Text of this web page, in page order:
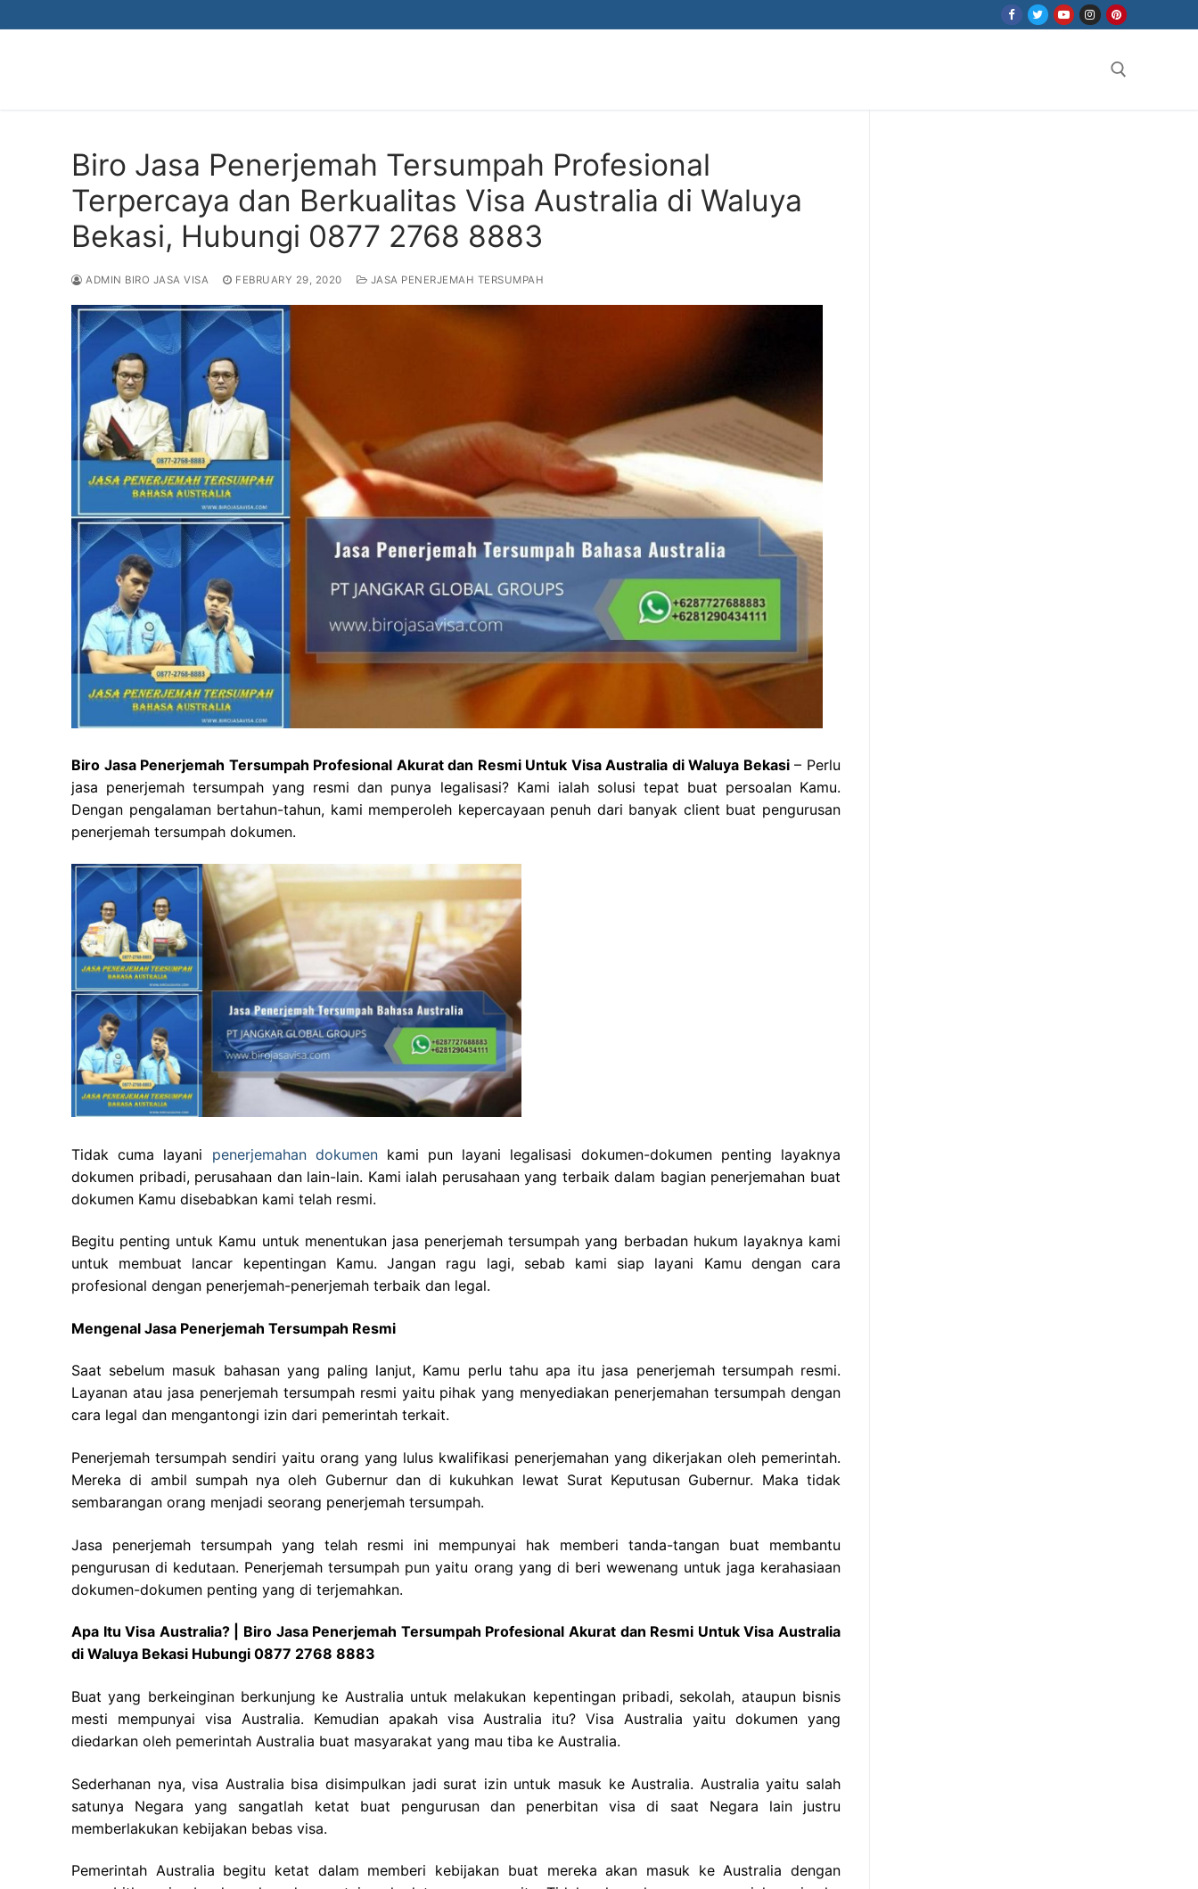
to
Biro Jasa Penerjemah Tersumpah Profesional
Terpercaya dan Berkualitas Visa Australia di Waluya
Bekasi, Hubungi 0877 2768 8883
ADMIN BIRO JASA VISA FEBRUARY 29, 2020 JASA PENERJEMAH TERSUMPAH
Biro Jasa Penerjemah Tersumpah Profesional Akurat dan Resmi Untuk Visa Australia di Waluya Bekasi– Perlu
jasa penerjemah tersumpah yang resmi dan punya legalisasi? Kami ialah solusi tepat buat persoalan Kamu.
Dengan pengalaman bertahun-tahun, kami memperoleh kepercayaan penuh dari banyak client buat pengurusan
penerjemah tersumpah dokumen.
Tidak cuma layani penerjemahan dokumenkami pun layani legalisasi dokumen-dokumen penting layaknya
dokumen pribadi, perusahaan dan lain-lain. Kami ialah perusahaan yang terbaik dalam bagian penerjemahan buat
dokumen Kamu disebabkan kami telah resmi.
Begitu penting untuk Kamu untuk menentukan jasa penerjemah tersumpah yang berbadan hukum layaknya kami
untuk membuat lancar kepentingan Kamu. Jangan ragu lagi, sebab kami siap layani Kamu dengan cara
profesional dengan penerjemah-penerjemah terbaik dan legal.
Mengenal Jasa Penerjemah Tersumpah Resmi
Saat sebelum masuk bahasan yang paling lanjut, Kamu perlu tahu apa itu jasa penerjemah tersumpah resmi.
Layanan atau jasa penerjemah tersumpah resmi yaitu pihak yang menyediakan penerjemahan tersumpah dengan
cara legal dan mengantongi izin dari pemerintah terkait.
Penerjemah tersumpah sendiri yaitu orang yang lulus kwalifikasi penerjemahan yang dikerjakan oleh pemerintah.
Mereka di ambil sumpah nya oleh Gubernur dan di kukuhkan lewat Surat Keputusan Gubernur. Maka tidak
sembarangan orang menjadi seorang penerjemah tersumpah.
Jasa penerjemah tersumpah yang telah resmi ini mempunyai hak memberi tanda-tangan buat membantu
pengurusan di kedutaan. Penerjemah tersumpah pun yaitu orang yang di beri wewenang untuk jaga kerahasiaan
dokumen-dokumen penting yang di terjemahkan.
Apa Itu Visa Australia? | Biro Jasa Penerjemah Tersumpah Profesional Akurat dan Resmi Untuk Visa Australia
di Waluya Bekasi Hubungi 0877 2768 8883
Buat yang berkeinginan berkunjung ke Australia untuk melakukan kepentingan pribadi, sekolah, ataupun bisnis
mesti mempunyai visa Australia. Kemudian apakah visa Australia itu? Visa Australia yaitu dokumen yang
diedarkan oleh pemerintah Australia buat masyarakat yang mau tiba ke Australia.
Sederhanan nya, visa Australia bisa disimpulkan jadi surat izin untuk masuk ke Australia. Australia yaitu salah
satunya Negara yang sangatlah ketat buat pengurusan dan penerbitan visa di saat Negara lain justru
memberlakukan kebijakan bebas visa.
Pemerintah Australia begitu ketat dalam memberi kebijakan buat mereka akan masuk ke Australia dengan